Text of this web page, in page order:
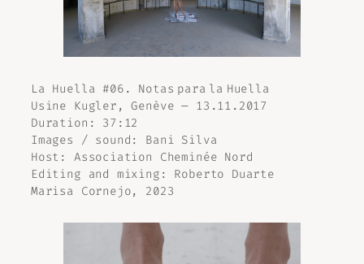
La Huella #06. Notas para la Huella
Usine Kugler, Genève — 13.11.2017
Duration: 37:12
Images / sound: Bani Silva
Host: Association Cheminée Nord
Editing and mixing: Roberto Duarte
Marisa Cornejo, 2023